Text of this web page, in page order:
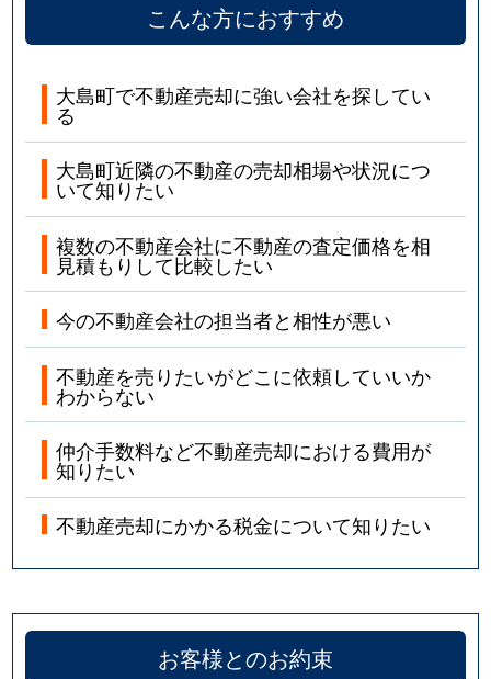
こんな方におすすめ
大島町で不動産売却に強い会社を探してい
る
大島町近隣の不動産の売却相場や状況につ
いて知りたい
複数の不動産会社に不動産の査定価格を相
見積もりして比較したい
今の不動産会社の担当者と相性が悪い
不動産を売りたいがどこに依頼していいか
わからない
仲介手数料など不動産売却における費用が
知りたい
不動産売却にかかる税金について知りたい
お客様とのお約束